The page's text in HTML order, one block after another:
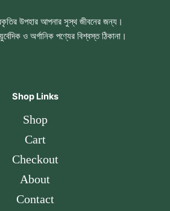
উপহার আপনার সুস্থ জীবনের জন্য।
ও অর্গানিক পণ্যের বিশ্বস্ত ঠিকানা।
Shop Links
Shop
Cart
Checkout
About
Contact